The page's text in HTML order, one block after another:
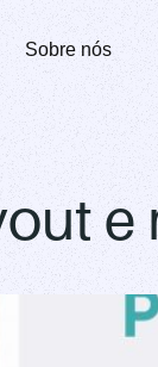
Sobre nós
e